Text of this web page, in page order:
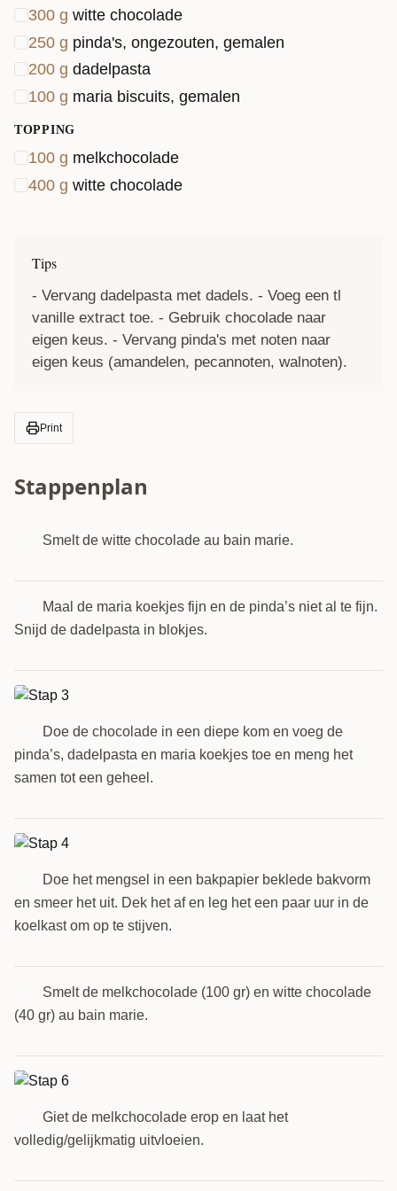
je gang en veel plezier met het maken van dit
lekkers!
300 g witte chocolade
250 g pinda's, ongezouten, gemalen
200 g dadelpasta
100 g maria biscuits, gemalen
TOPPING
100 g melkchocolade
400 g witte chocolade
Tips
- Vervang dadelpasta met dadels. - Voeg een tl
vanille extract toe. - Gebruik chocolade naar
eigen keus. - Vervang pinda's met noten naar
eigen keus (amandelen, pecannoten, walnoten).
Print
Stappenplan
Smelt de witte chocolade au bain marie.
Maal de maria koekjes fijn en de pinda’s niet al te fijn.
Snijd de dadelpasta in blokjes.
Doe de chocolade in een diepe kom en voeg de
pinda’s, dadelpasta en maria koekjes toe en meng het
samen tot een geheel.
Doe het mengsel in een bakpapier beklede bakvorm
en smeer het uit. Dek het af en leg het een paar uur in de
koelkast om op te stijven.
Smelt de melkchocolade (100 gr) en witte chocolade
(40 gr) au bain marie.
Giet de melkchocolade erop en laat het
volledig/gelijkmatig uitvloeien.